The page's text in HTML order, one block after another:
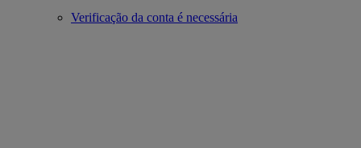
Verificação da conta é necessária